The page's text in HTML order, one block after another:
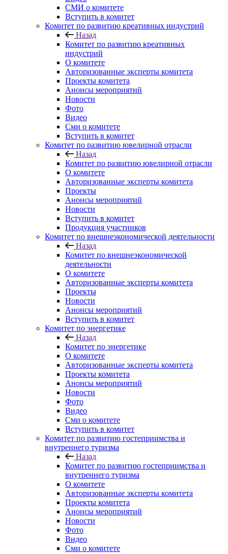
СМИ о комитете
Вступить в комитет
Комитет по развитию креативных индустрий
Назад
Комитет по развитию креативных
индустрий
О комитете
Авторизованные эксперты комитета
Проекты комитета
Анонсы мероприятий
Новости
Фото
Видео
Сми о комитете
Вступить в комитет
Комитет по развитию ювелирной отрасли
Назад
Комитет по развитию ювелирной отрасли
О комитете
Авторизованные эксперты комитета
Проекты
Анонсы мероприятий
Новости
Вступить в комитет
Продукция участников
Комитет по внешнеэкономической деятельности
Назад
Комитет по внешнеэкономической
деятельности
О комитете
Авторизованные эксперты комитета
Проекты
Новости
Анонсы мероприятий
Вступить в комитет
Комитет по энергетике
Назад
Комитет по энергетике
О комитете
Авторизованные эксперты комитета
Проекты комитета
Анонсы мероприятий
Новости
Фото
Видео
Сми о комитете
Вступить в комитет
Комитет по развитию гостеприимства и
внутреннего туризма
Назад
Комитет по развитию гостеприимства и
внутреннего туризма
О комитете
Авторизованные эксперты комитета
Проекты комитета
Анонсы мероприятий
Новости
Фото
Видео
Сми о комитете